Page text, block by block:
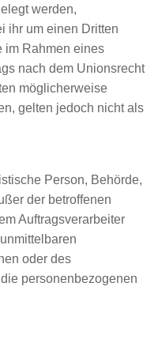
werden,
ihr um einen Dritten
im Rahmen eines
nach dem Unionsrecht
möglicherweise
gelten jedoch nicht als
Person, Behörde,
der betroffenen
Auftragsverarbeiter
oder des
personenbezogenen